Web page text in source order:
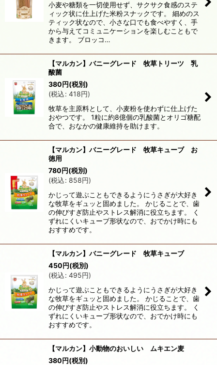
小麦や糖類を一切使用せず、サクサク食感のステ
ィック状に仕上げた米粉スナックです。 細めのス
ティック状なので、小さな口でも食べやすく、手
から与えてコミュニケーションを楽しむこともで
きます。 ブロッコ…
【マルカン】バニーグレード 牧草トリーツ 乳
酸菌
380円(税別)
(税込: 418円)
牧草を主原料として、小麦粉を使わずに仕上げた
おやつです。 1粒に約8億個の乳酸菌とオリゴ糖配
合で、おなかの健康維持を助けます。
【マルカン】バニーグレード 牧草キューブ お
徳用
780円(税別)
(税込: 858円)
かじって遊ぶこともできるようにうさぎが大好き
な牧草をギュッと固めました。 かじることで、歯
の伸びすぎ防止やストレス解消に役立ちます。 く
ずれにくいキューブ形状なので、おでかけ時にも
おすすめです。
【マルカン】バニーグレード 牧草キューブ
450円(税別)
(税込: 495円)
かじって遊ぶこともできるようにうさぎが大好き
な牧草をギュッと固めました。 かじることで、歯
の伸びすぎ防止やストレス解消に役立ちます。 く
ずれにくいキューブ形状なので、おでかけ時にも
おすすめです。
【マルカン】小動物のおいしい ムキエン麦
380円(税別)